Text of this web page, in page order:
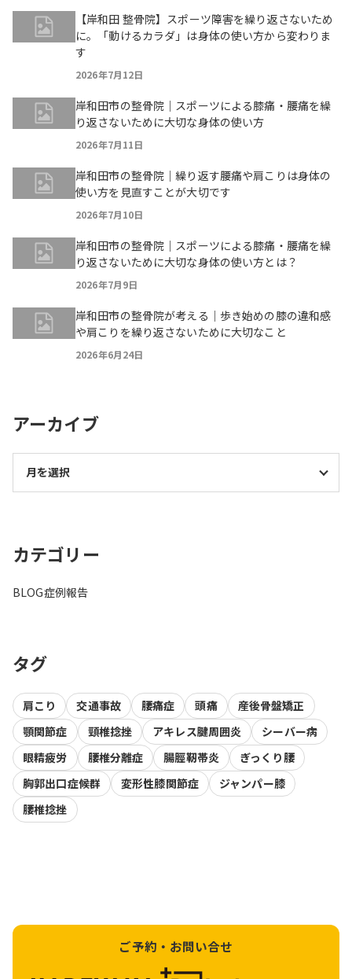
【岸和田 整骨院】スポーツ障害を繰り返さないため
に。「動けるカラダ」は身体の使い方から変わりま
す
2026年7月12日
岸和田市の整骨院｜スポーツによる膝痛・腰痛を繰
り返さないために大切な身体の使い方
2026年7月11日
岸和田市の整骨院｜繰り返す腰痛や肩こりは身体の
使い方を見直すことが大切です
2026年7月10日
岸和田市の整骨院｜スポーツによる膝痛・腰痛を繰
り返さないために大切な身体の使い方とは？
2026年7月9日
岸和田市の整骨院が考える｜歩き始めの膝の違和感
や肩こりを繰り返さないために大切なこと
2026年6月24日
アーカイブ
カテゴリー
BLOG症例報告
タグ
肩こり 交通事故 腰痛症 頭痛
産後骨盤矯正
顎関節症
頸椎捻挫 アキレス腱周囲炎
シーバー病
眼精疲労
腰椎分離症 腸脛靭帯炎
ぎっくり腰
胸郭出口症候群
変形性膝関節症
ジャンパー膝
腰椎捻挫
ご予約・お問い合せ